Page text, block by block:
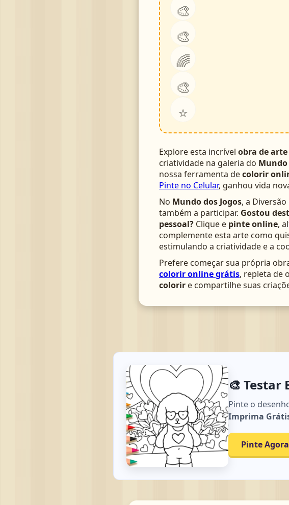
🎨
🎨
🌈
🎨
⭐
Explore esta incrível obra de
criatividade na galeria do Mundo
nossa ferramenta decolorir
Pinte no Celular, ganhou vida
No Mundo dos Jogos, a
também a participar. Gostou
pessoal? Clique e pinte online,
complemente esta arte como
estimulando a criatividade e a
Prefere começar sua própria
colorir online grátis, repleta de
colorir e compartilhe suas
🎨 Testar
Pinte o
Imprima
Pinte Agora